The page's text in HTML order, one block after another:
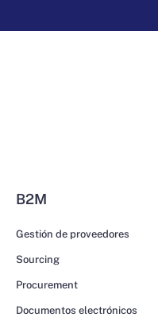
B2M
Gestión de proveedores
Sourcing
Procurement
Documentos electrónicos